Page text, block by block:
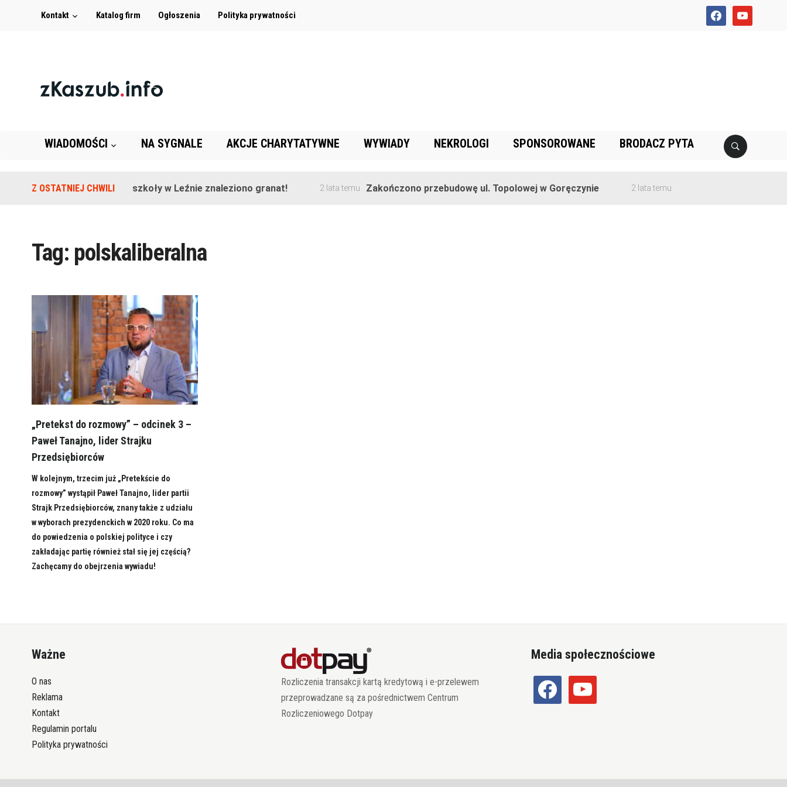
facebookyoutube
Kontakt Katalog firm Ogłoszenia Polityka prywatności
WIADOMOŚCI NA SYGNALE AKCJE CHARYTATYWNE WYWIADY NEKROLOGI SPONSOROWANE BRODACZ PYTA
Z OSTATNIEJ CHWILINa terenie szkoły w Leźnie znaleziono granat! 2 lata temu Zakończono przebudowę ul. Topolowej w Goręczynie 2 lata temu
Tag: polskaliberalna
„Pretekst do rozmowy” – odcinek 3 –
Paweł Tanajno, lider Strajku
Przedsiębiorców
W kolejnym, trzecim już „Pretekście do
rozmowy” wystąpił Paweł Tanajno, lider partii
Strajk Przedsiębiorców, znany także z udziału
w wyborach prezydenckich w 2020 roku. Co ma
do powiedzenia o polskiej polityce i czy
zakładając partię również stał się jej częścią?
Zachęcamy do obejrzenia wywiadu!
Ważne
O nas
Reklama
Kontakt
Regulamin portalu
Polityka prywatności
Rozliczenia transakcji kartą kredytową i e-przelewem
przeprowadzane są za pośrednictwem Centrum
Rozliczeniowego Dotpay
Media społecznościowe
facebook youtube